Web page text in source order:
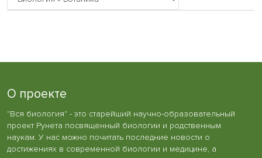
О проекте
"Вся биология" - это старейший научно-образовательный
проект Рунета посвященный биологии и родственным
наукам. У нас можно почитать последние новости о
достижениях в современной биологии и медицине, а